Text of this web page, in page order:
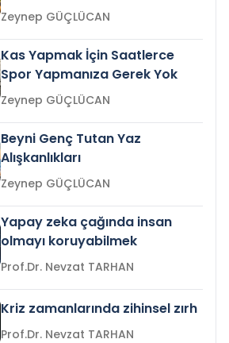
Zeynep GÜÇLÜCAN
Kas Yapmak İçin Saatlerce
Spor Yapmanıza Gerek Yok
Zeynep GÜÇLÜCAN
Beyni Genç Tutan Yaz
Alışkanlıkları
Zeynep GÜÇLÜCAN
Yapay zeka çağında insan
olmayı koruyabilmek
Prof.Dr. Nevzat TARHAN
Kriz zamanlarında zihinsel zırh
Prof.Dr. Nevzat TARHAN